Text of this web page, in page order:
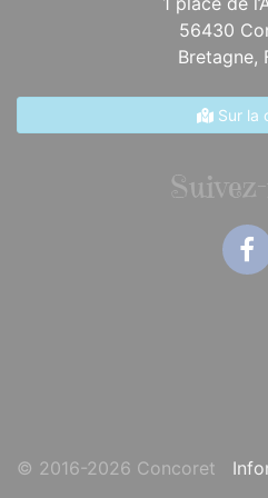
56430
Bretagne,
Sur la
© 2016-2026 Concoret